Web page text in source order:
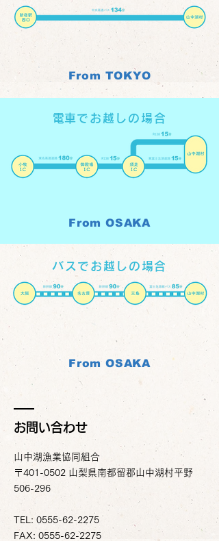
From TOKYO
​電車でお越しの場合
From OSAKA
バスでお越しの場合
From OSAKA
お問い合わせ
山中湖漁業協同組合
〒401-0502 山梨県南都留郡山中湖村平野
506-296
TEL: 0555-62-2275
FAX: 0555-62-2275